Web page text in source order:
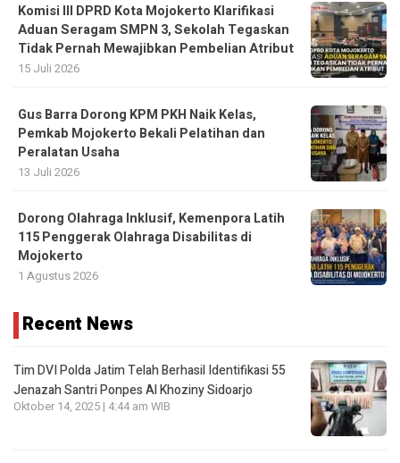
Komisi III DPRD Kota Mojokerto Klarifikasi
Aduan Seragam SMPN 3, Sekolah Tegaskan
Tidak Pernah Mewajibkan Pembelian Atribut
15 Juli 2026
Gus Barra Dorong KPM PKH Naik Kelas,
Pemkab Mojokerto Bekali Pelatihan dan
Peralatan Usaha
13 Juli 2026
Dorong Olahraga Inklusif, Kemenpora Latih
115 Penggerak Olahraga Disabilitas di
Mojokerto
1 Agustus 2026
Recent News
Tim DVI Polda Jatim Telah Berhasil Identifikasi 55
Jenazah Santri Ponpes Al Khoziny Sidoarjo
Oktober 14, 2025 | 4:44 am WIB